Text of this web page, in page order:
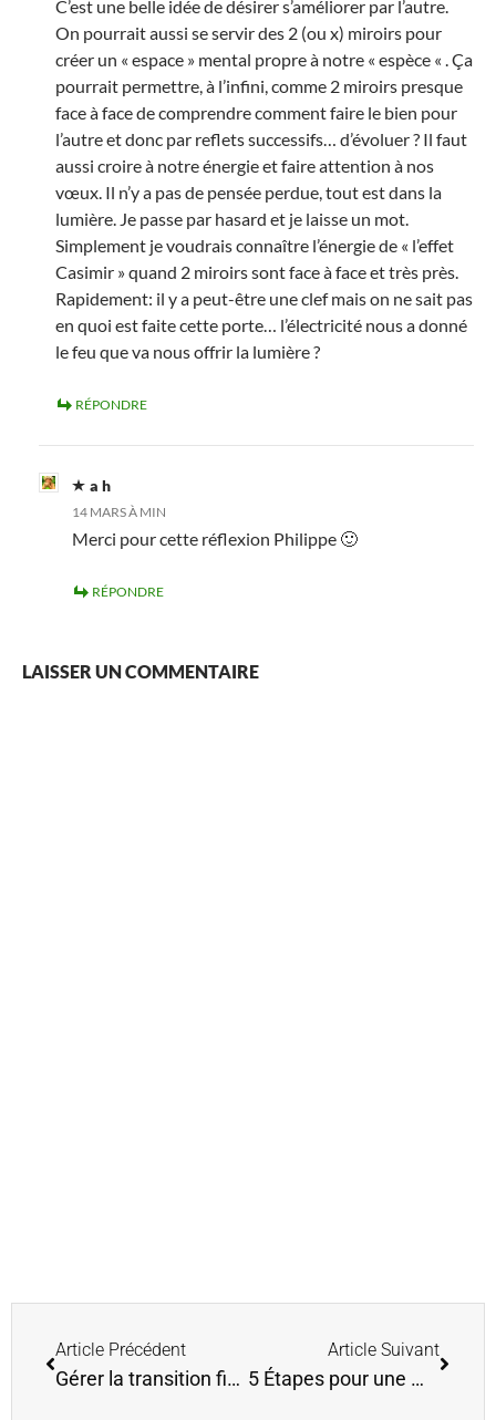
C’est une belle idée de désirer s’améliorer par l’autre.
On pourrait aussi se servir des 2 (ou x) miroirs pour
créer un « espace » mental propre à notre « espèce « . Ça
pourrait permettre, à l’infini, comme 2 miroirs presque
face à face de comprendre comment faire le bien pour
l’autre et donc par reflets successifs… d’évoluer ? Il faut
aussi croire à notre énergie et faire attention à nos
vœux. Il n’y a pas de pensée perdue, tout est dans la
lumière. Je passe par hasard et je laisse un mot.
Simplement je voudrais connaître l’énergie de « l’effet
Casimir » quand 2 miroirs sont face à face et très près.
Rapidement: il y a peut-être une clef mais on ne sait pas
en quoi est faite cette porte… l’électricité nous a donné
le feu que va nous offrir la lumière ?
RÉPONDRE
a h
14 MARS À MIN
Merci pour cette réflexion Philippe 🙂
RÉPONDRE
LAISSER UN COMMENTAIRE
Article Précédent
Gérer la transition financière lors d’un changement de vie
Article Suivant
5 Étapes pour une meilleure hygiène Émotionnelle